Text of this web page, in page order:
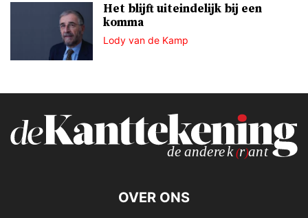
Het blijft uiteindelijk bij een
komma
Lody van de Kamp
OVER ONS